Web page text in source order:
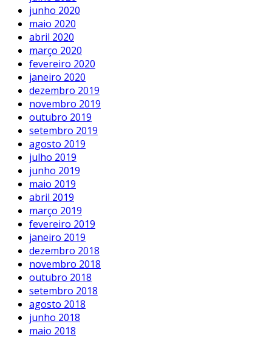
junho 2020
maio 2020
abril 2020
março 2020
fevereiro 2020
janeiro 2020
dezembro 2019
novembro 2019
outubro 2019
setembro 2019
agosto 2019
julho 2019
junho 2019
maio 2019
abril 2019
março 2019
fevereiro 2019
janeiro 2019
dezembro 2018
novembro 2018
outubro 2018
setembro 2018
agosto 2018
junho 2018
maio 2018